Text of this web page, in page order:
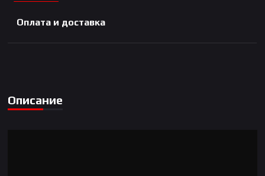
Оплата и доставка
Описание